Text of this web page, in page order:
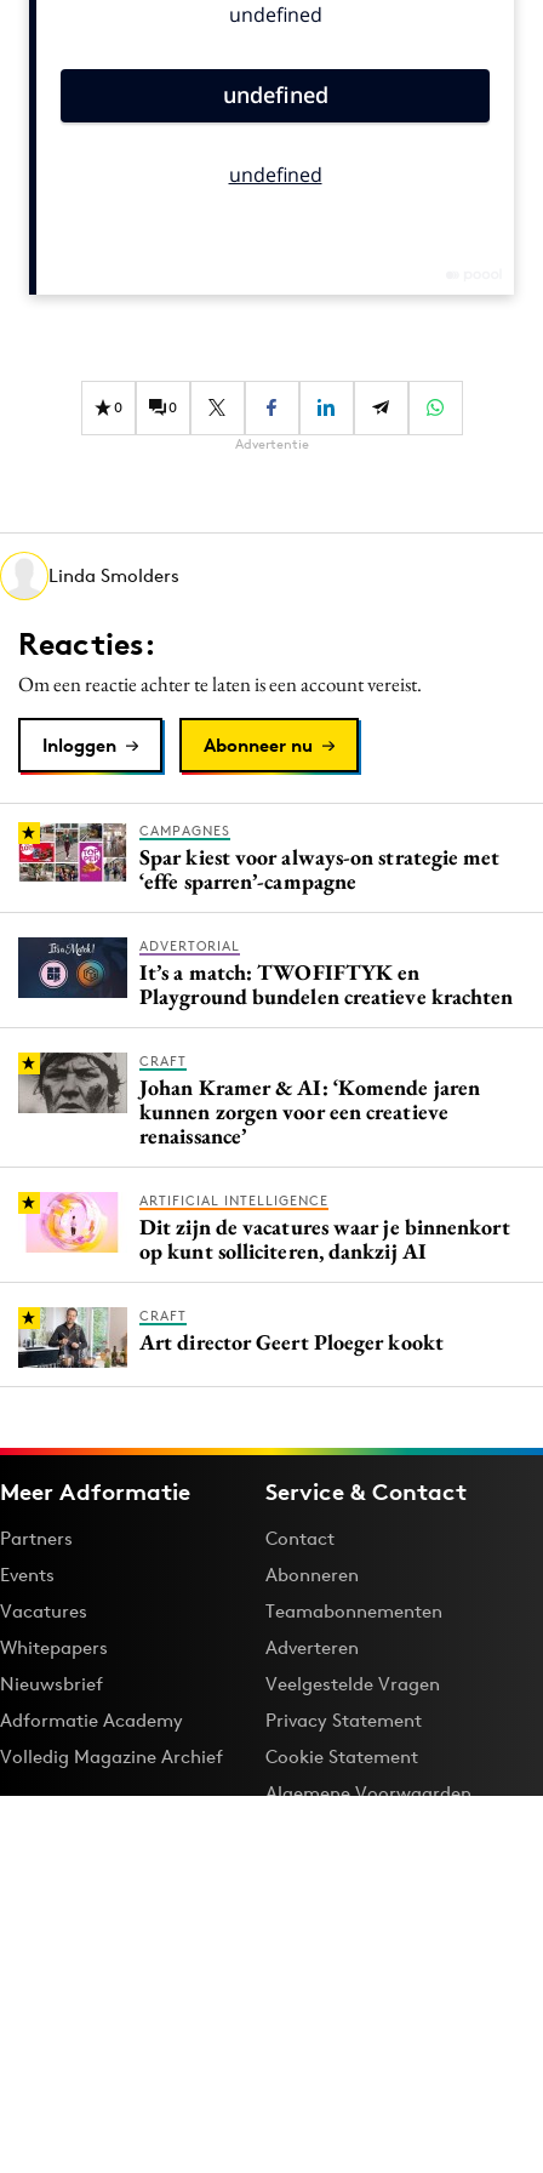
Contentmarketing
Effectiviteit
Gedragsverandering
Martech
Media
Merkstrategie
Programmatic
Purpose Marketing
Reputatie & crisis
0 0
Advertentie
Linda Smolders
Reacties:
Om een reactie achter te laten is een account vereist.
Inloggen Abonneer nu
CAMPAGNES
Spar kiest voor always-on strategie met
‘effe sparren’-campagne
ADVERTORIAL
It’s a match: TWOFIFTYK en
Playground bundelen creatieve krachten
CRAFT
Johan Kramer & AI: ‘Komende jaren
kunnen zorgen voor een creatieve
renaissance’
ARTIFICIAL INTELLIGENCE
Dit zijn de vacatures waar je binnenkort
op kunt solliciteren, dankzij AI
CRAFT
Art director Geert Ploeger kookt
Meer Adformatie
Partners
Events
Vacatures
Whitepapers
Nieuwsbrief
Adformatie Academy
Volledig Magazine Archief
Service & Contact
Contact
Abonneren
Teamabonnementen
Adverteren
Veelgestelde Vragen
Privacy Statement
Cookie Statement
Algemene Voorwaarden